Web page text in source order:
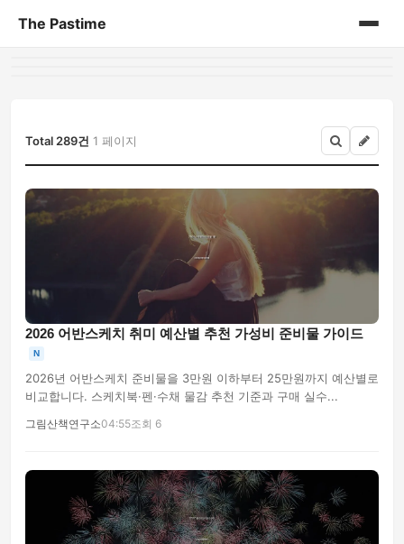
The Pastime
Total 289건 1 페이지
2026 어반스케치 취미 예산별 추천 가성비 준비물 가이드
N
2026년 어반스케치 준비물을 3만원 이하부터 25만원까지 예산별로
비교합니다. 스케치북·펜·수채 물감 추천 기준과 구매 실수...
그림산책연구소04:55조회 6